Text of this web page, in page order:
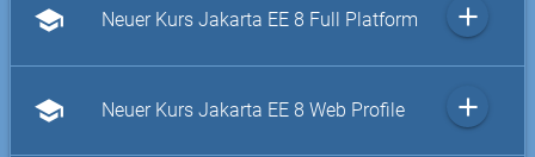
school Neuer Kurs Jakarta EE 8 Full Platform add
school Neuer Kurs Jakarta EE 8 Web Profile add